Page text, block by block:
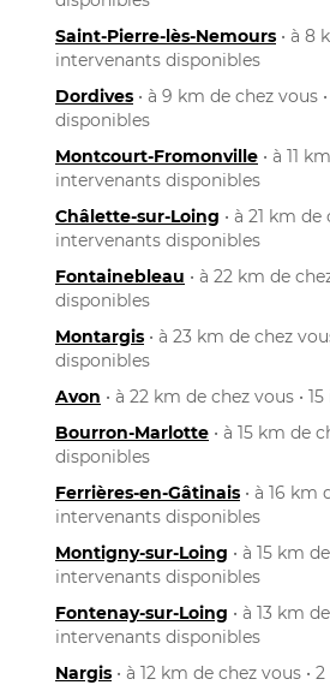
Saint-Pierre-lès-Nemours • à 8
intervenants disponibles
Dordives • à 9 km de chez vous
disponibles
Montcourt-Fromonville • à 11
intervenants disponibles
Châlette-sur-Loing • à 21 km de
intervenants disponibles
Fontainebleau • à 22 km de
disponibles
Montargis • à 23 km de chez
disponibles
Avon • à 22 km de chez vous •
Bourron-Marlotte • à 15 km de
disponibles
Ferrières-en-Gâtinais • à 16 km
intervenants disponibles
Montigny-sur-Loing • à 15 km
intervenants disponibles
Fontenay-sur-Loing • à 13 km
intervenants disponibles
Nargis • à 12 km de chez vous